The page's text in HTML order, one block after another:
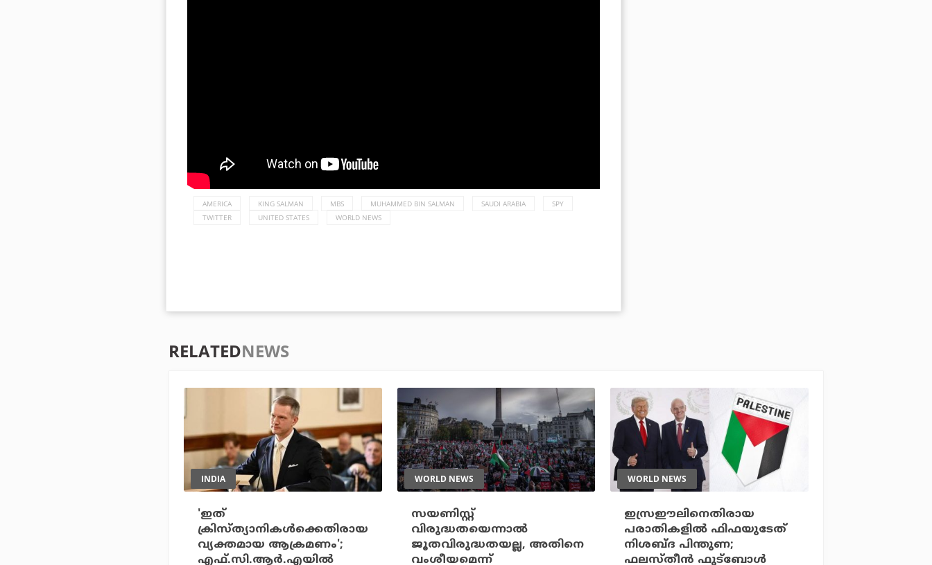
AMERICA KING SALMAN MBS MUHAMMED BIN SALMAN SAUDI ARABIA
SPY
TWITTER
UNITED STATES WORLD NEWS
RELATEDNEWS
INDIA
'ഇത്
ക്രിസ്ത്യാനികള്‍ക്കെതിരായ
വ്യക്തമായ ആക്രമണം';
എഫ്.സി.ആര്‍.എയില്‍
WORLD NEWS
സയണിസ്റ്റ്
വിരുദ്ധതയെന്നാല്‍
ജൂതവിരുദ്ധതയല്ല, അതിനെ
വംശീയമെന്ന്
WORLD NEWS
ഇസ്രഈലിനെതിരായ
പരാതികളില്‍ ഫിഫയുടേത്
നിശബ്ദ പിന്തുണ;
ഫലസ്തീന്‍ ഫുട്‌ബോള്‍